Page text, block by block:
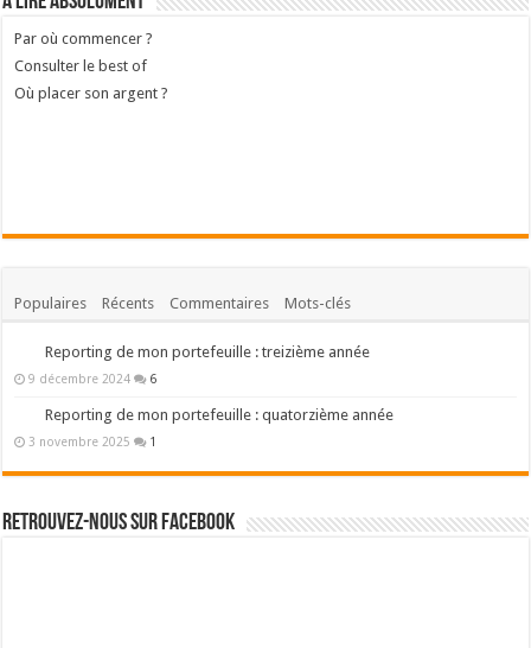
Par où commencer ?
Consulter le best of
Où placer son argent ?
Populaires Récents Commentaires Mots-clés
Reporting de mon portefeuille : treizième année
9 décembre 2024 6
Reporting de mon portefeuille : quatorzième année
3 novembre 2025 1
Retrouvez-nous sur Facebook